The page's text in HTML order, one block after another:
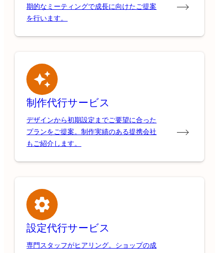
期的なミーティングで成長に向けたご提案
を行います。
制作代行サービス
デザインから初期設定までご要望に合った
プランをご提案。制作実績のある提携会社
もご紹介します。
設定代行サービス
専門スタッフがヒアリング。ショップの成